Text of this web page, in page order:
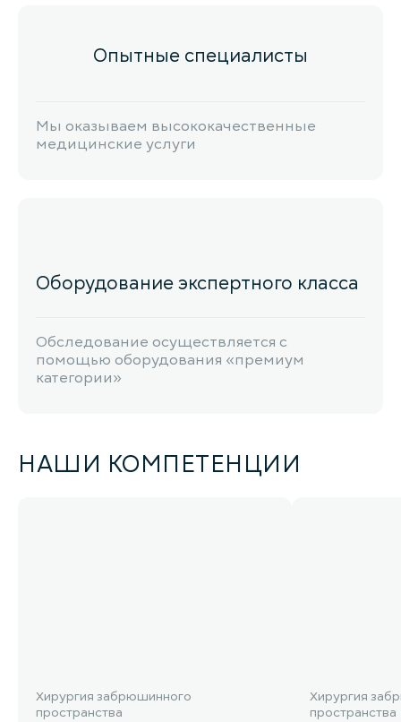
Опытные специалисты
Мы оказываем высококачественные
медицинские услуги
Оборудование экспертного класса
Обследование осуществляется с
помощью оборудования «премиум
категории»
НАШИ КОМПЕТЕНЦИИ
Хирургия забрюшинного
пространства
Хирургия
пространства